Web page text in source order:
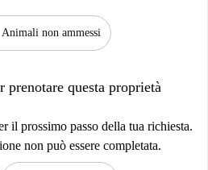
Animali non ammessi
prenotare questa proprietà
il prossimo passo della tua richiesta.
non può essere completata.